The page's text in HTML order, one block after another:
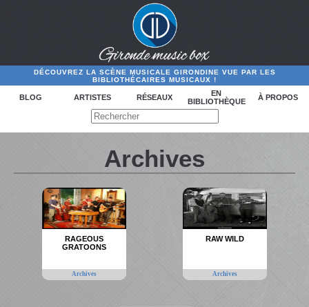
DÉCOUVREZ LA SCÈNE MUSICALE GIRONDINE VUE PAR LES
BIBLIOTHÉCAIRES MUSICAUX !
BLOG ARTISTES RÉSEAUX
EN
BIBLIOTHÈQUE
À PROPOS
Archives
RAGEOUS
GRATOONS
Archives
RAW WILD
Archives